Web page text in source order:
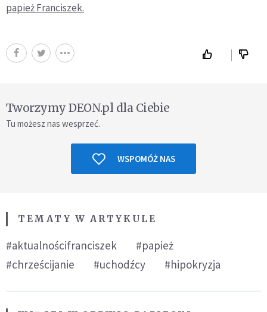
papież Franciszek.
Tworzymy DEON.pl dla Ciebie
Tu możesz nas wesprzeć.
WSPOMÓŻ NAS
TEMATY W ARTYKULE
#aktualnościfranciszek
#papież
#chrześcijanie
#uchodźcy #hipokryzja